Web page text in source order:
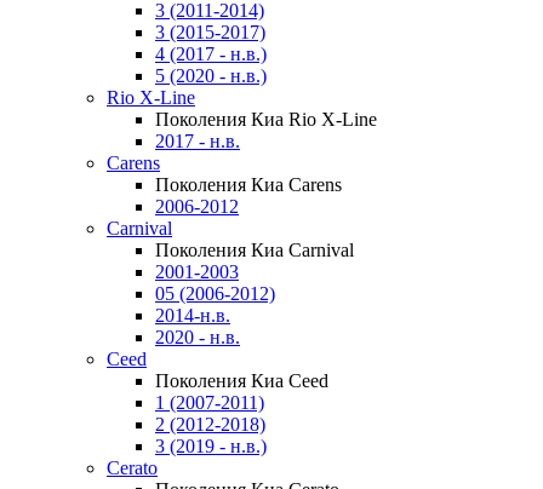
3 (2011-2014)
3 (2015-2017)
4 (2017 - н.в.)
5 (2020 - н.в.)
Rio X-Line
Поколения Киа Rio X-Line
2017 - н.в.
Carens
Поколения Киа Carens
2006-2012
Carnival
Поколения Киа Carnival
2001-2003
05 (2006-2012)
2014-н.в.
2020 - н.в.
Ceed
Поколения Киа Ceed
1 (2007-2011)
2 (2012-2018)
3 (2019 - н.в.)
Cerato